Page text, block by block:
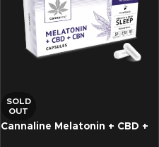
SOLD
OUT
Cannaline Melatonin + CBD +